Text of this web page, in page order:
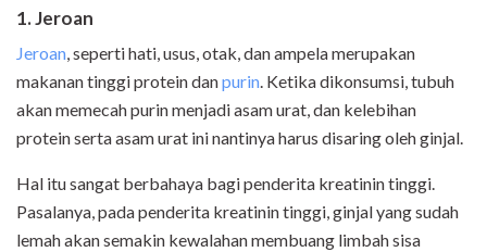
1. Jeroan
Jeroan, seperti hati, usus, otak, dan ampela merupakan
makanan tinggi protein danpurin. Ketika dikonsumsi, tubuh
akan memecah purin menjadi asam urat, dan kelebihan
protein serta asam urat ini nantinya harus disaring oleh ginjal.
Hal itu sangat berbahaya bagi penderita kreatinin tinggi.
Pasalanya, pada penderita kreatinin tinggi, ginjal yang sudah
lemah akan semakin kewalahan membuang limbah sisa